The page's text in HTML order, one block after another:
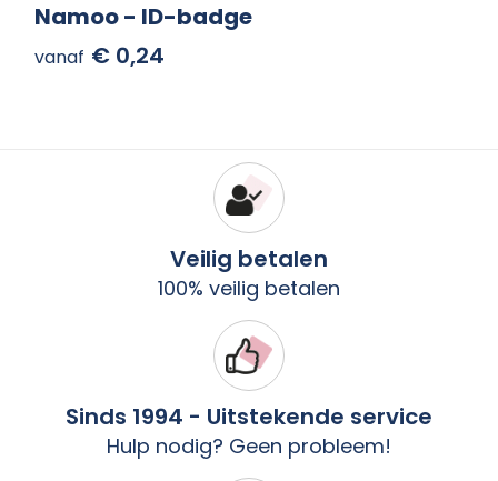
Namoo - ID-badge
vanaf € 0,24
Veilig betalen
100% veilig betalen
Sinds 1994 - Uitstekende service
Hulp nodig? Geen probleem!